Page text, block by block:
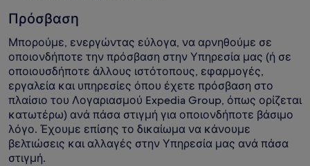
Πρόσβαση
Μπορούμε, ενεργώντας εύλογα, να αρνηθούμε σε
οποιονδήποτε την πρόσβαση στην Υπηρεσία μας (ή σε
οποιουσδήποτε άλλους ιστότοπους, εφαρμογές,
εργαλεία και υπηρεσίες όπου έχετε πρόσβαση στο
πλαίσιο του Λογαριασμού Expedia Group, όπως ορίζεται
κατωτέρω) ανά πάσα στιγμή για οποιονδήποτε βάσιμο
λόγο. Έχουμε επίσης το δικαίωμα να κάνουμε
βελτιώσεις και αλλαγές στην Υπηρεσία μας ανά πάσα
στιγμή.